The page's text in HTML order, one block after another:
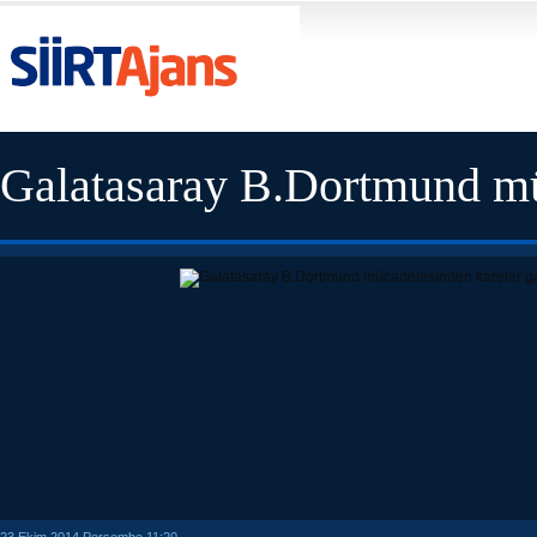
Galatasaray B.Dortmund